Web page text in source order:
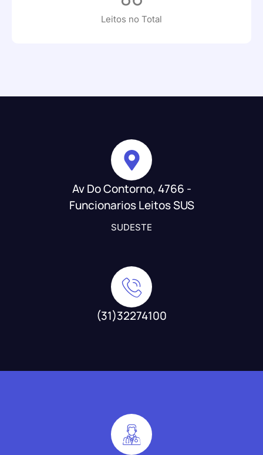
Leitos no Total
Av Do Contorno, 4766 -
Funcionarios Leitos SUS
SUDESTE
(31)32274100